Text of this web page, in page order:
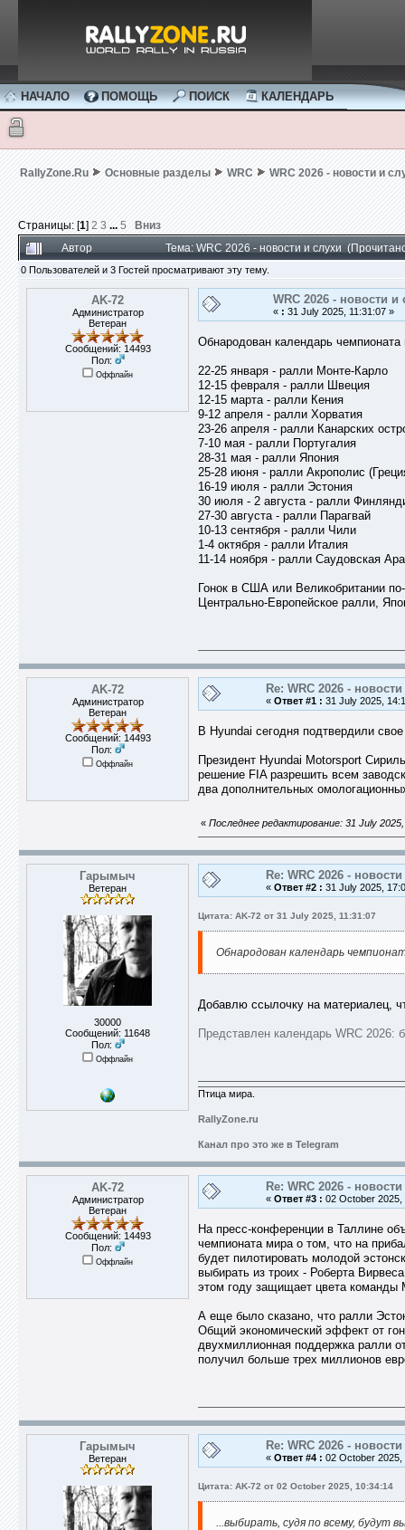
НАЧАЛО ПОМОЩЬ ПОИСК КАЛЕНДАРЬ
RallyZone.Ru Основные разделы WRC WRC 2026 - новости и
Страницы: [1] 2 3 ... 5
Вниз
Автор
Тема: WRC 2026 - новости и слухи
0 Пользователей и 3 Гостей просматривают эту тему.
AK-72
Администратор
Ветеран
Сообщений: 14493
Пол:
Оффлайн
WRC 2026 - новости и
« : 31 July 2025, 11:31:07 »
Обнародован календарь
22-25 января - ралли Монте-Карло
12-15 февраля - ралли Швеция
12-15 марта - ралли Кения
9-12 апреля - ралли Хорватия
23-26 апреля - ралли Канарских
7-10 мая - ралли Португалия
28-31 мая - ралли Япония
25-28 июня - ралли Акрополис
16-19 июля - ралли Эстония
30 июля - 2 августа - ралли
27-30 августа - ралли Парагвай
10-13 сентября - ралли Чили
1-4 октября - ралли Италия
11-14 ноября - ралли Саудовская
Гонок в США или Великобритании
Центрально-Европейское ралли,
AK-72
Администратор
Ветеран
Сообщений: 14493
Пол:
Оффлайн
Re: WRC 2026 -
« Ответ #1 : 31 July 2025,
В Hyundai сегодня подтвердили
Президент Hyundai Motorsport
решение FIA разрешить всем
два дополнительных
« Последнее редактирование: 31 July
Гарымыч
Ветеран
30000
Сообщений: 11648
Пол:
Оффлайн
Re: WRC 2026 -
« Ответ #2 : 31 July 2025,
Цитата: AK-72 от 31 July 2025, 11:31:07
Обнародован календарь
Добавлю ссылочку на материалец,
Представлен календарь WRC
Птица мира.
RallyZone.ru
Канал про это же в Telegram
AK-72
Администратор
Ветеран
Сообщений: 14493
Пол:
Оффлайн
Re: WRC 2026 -
« Ответ #3 : 02 October 2025,
На пресс-конференции в Таллине
чемпионата мира о том, что на
будет пилотировать молодой
выбирать из троих - Роберта
этом году защищает цвета команды
А еще было сказано, что ралли
Общий экономический эффект от
двухмиллионная поддержка ралли
получил больше трех миллионов
Гарымыч
Ветеран
Re: WRC 2026 -
« Ответ #4 : 02 October 2025,
Цитата: AK-72 от 02 October 2025, 10:34:14
...выбирать, судя по всему, будут